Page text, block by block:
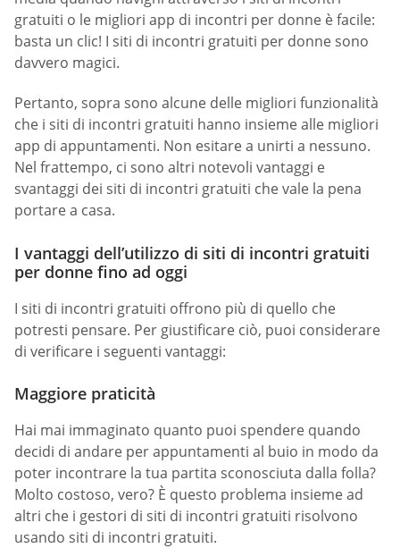
gratuiti o le migliori app di incontri per donne è facile:
basta un clic! I siti di incontri gratuiti per donne sono
davvero magici.
Pertanto, sopra sono alcune delle migliori funzionalità
che i siti di incontri gratuiti hanno insieme alle migliori
app di appuntamenti. Non esitare a unirti a nessuno.
Nel frattempo, ci sono altri notevoli vantaggi e
svantaggi dei siti di incontri gratuiti che vale la pena
portare a casa.
I vantaggi dell’utilizzo di siti di incontri gratuiti
per donne fino ad oggi
I siti di incontri gratuiti offrono più di quello che
potresti pensare. Per giustificare ciò, puoi considerare
di verificare i seguenti vantaggi:
Maggiore praticità
Hai mai immaginato quanto puoi spendere quando
decidi di andare per appuntamenti al buio in modo da
poter incontrare la tua partita sconosciuta dalla folla?
Molto costoso, vero? È questo problema insieme ad
altri che i gestori di siti di incontri gratuiti risolvono
usando siti di incontri gratuiti.